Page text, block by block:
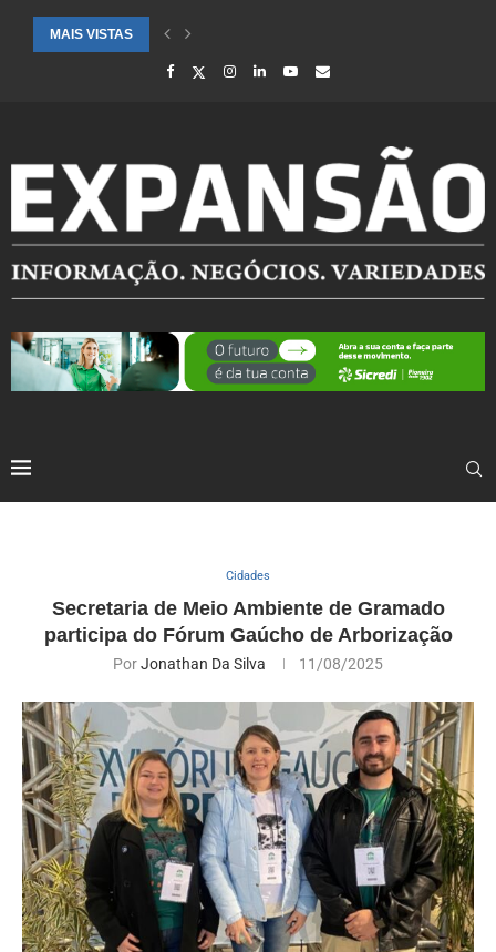
MAIS VISTAS
CIDADES ATENDIDAS PELO SEBRAE RS SÃO DESTAQUE EM
Cidades
Secretaria de Meio Ambiente de Gramado
participa do Fórum Gaúcho de Arborização
PorJonathan Da Silva 11/08/2025